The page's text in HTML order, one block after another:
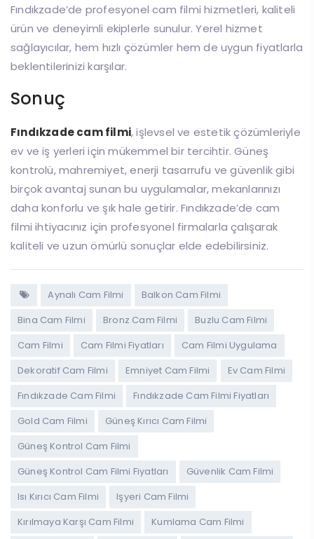
Fındıkzade’de profesyonel cam filmi hizmetleri, kaliteli
ürün ve deneyimli ekiplerle sunulur. Yerel hizmet
sağlayıcılar, hem hızlı çözümler hem de uygun fiyatlarla
beklentilerinizi karşılar.
Sonuç
Fındıkzade cam filmi, işlevsel ve estetik çözümleriyle
ev ve iş yerleri için mükemmel bir tercihtir. Güneş
kontrolü, mahremiyet, enerji tasarrufu ve güvenlik gibi
birçok avantaj sunan bu uygulamalar, mekanlarınızı
daha konforlu ve şık hale getirir. Fındıkzade’de cam
filmi ihtiyacınız için profesyonel firmalarla çalışarak
kaliteli ve uzun ömürlü sonuçlar elde edebilirsiniz.
Aynalı Cam Filmi
Balkon Cam Filmi
Bina Cam Filmi
Bronz Cam Filmi
Buzlu Cam Filmi
Cam Filmi
Cam Filmi Fiyatları
Cam Filmi Uygulama
Dekoratif Cam Filmi
Emniyet Cam Filmi
Ev Cam Filmi
Fındıkzade Cam Filmi
Fındıkzade Cam Filmi Fiyatları
Gold Cam Filmi
Güneş Kırıcı Cam Filmi
Güneş Kontrol Cam Filmi
Güneş Kontrol Cam Filmi Fiyatları
Güvenlik Cam Filmi
Isı Kırıcı Cam Filmi
Işyeri Cam Filmi
Kırılmaya Karşı Cam Filmi
Kumlama Cam Filmi